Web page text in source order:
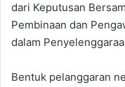
dari Keputusan
Pembinaan dan
dalam
Bentuk pelanggaran